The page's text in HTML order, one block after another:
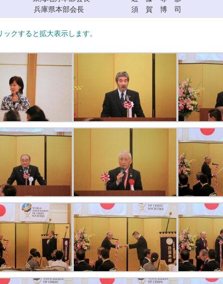
兵庫県本部会長 須 賀 博 司
ックすると拡大表示します。